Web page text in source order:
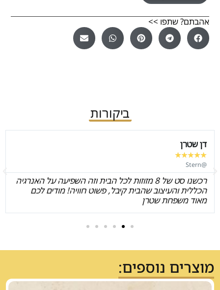
אהבתם? שתפו >>
ביקורות
דן שטרן
★
★
★
★
★
@Stern
רכשנו סט של 8 מזוזות לכל הבית וזה השפיעה על האנרגיה
הכללית והעיצוב שהבית קיבל, פשוט חוויה! מודים לכם
מאוד משפחת שטרן
מוצרים נוספים: